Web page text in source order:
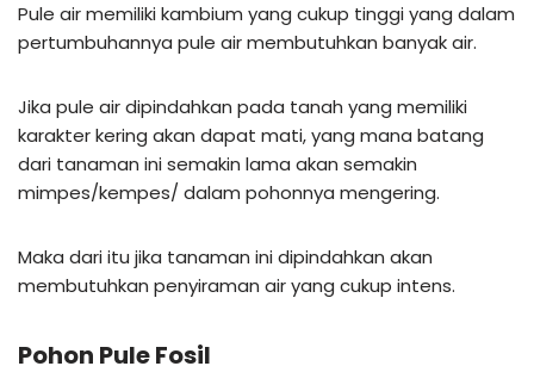
Pule air memiliki kambium yang cukup tinggi yang dalam
pertumbuhannya pule air membutuhkan banyak air.
Jika pule air dipindahkan pada tanah yang memiliki
karakter kering akan dapat mati, yang mana batang
dari tanaman ini semakin lama akan semakin
mimpes/kempes/ dalam pohonnya mengering.
Maka dari itu jika tanaman ini dipindahkan akan
membutuhkan penyiraman air yang cukup intens.
Pohon Pule Fosil